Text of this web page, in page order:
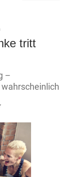
tritt
–